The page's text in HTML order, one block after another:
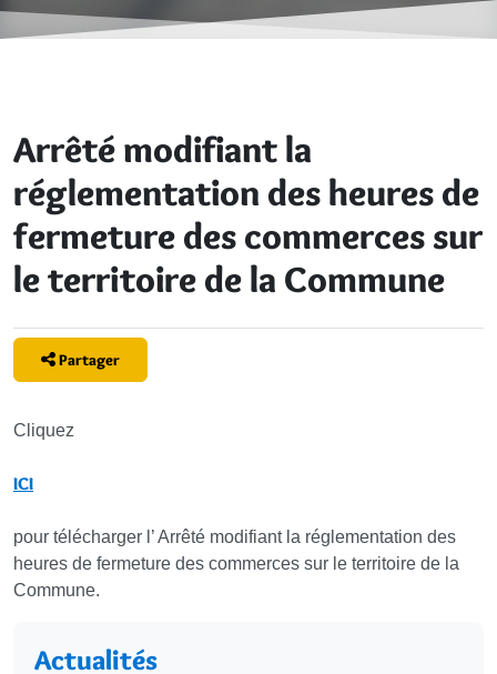
Arrêté modifiant la
réglementation des heures de
fermeture des commerces sur
le territoire de la Commune
Partager
Cliquez
ICI
pour télécharger l’ Arrêté modifiant la réglementation des
heures de fermeture des commerces sur le territoire de la
Commune.
Actualités